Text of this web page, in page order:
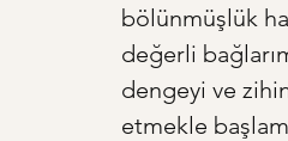
bölünmüşlük
değerli
dengeyi ve
etmekle